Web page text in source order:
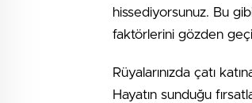
hissediyorsunuz. Bu
faktörlerini gözden
Rüyalarınızda çatı
Hayatın sunduğu